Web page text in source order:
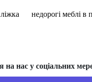
недорогі меблі в
нас у соціальних